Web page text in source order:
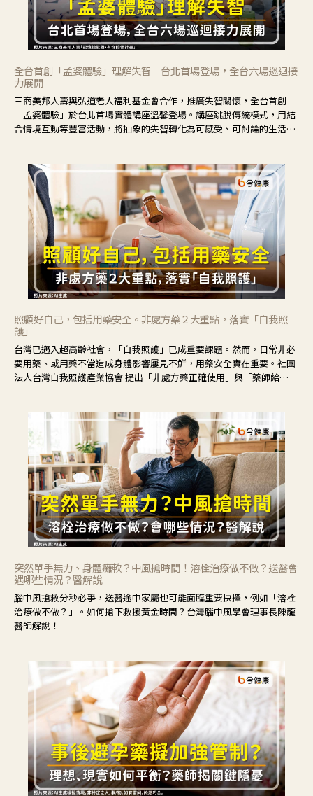
全台首創「孟婆體驗」理解失智 台北首場登場，全台六場巡迴接
力展開
三商美邦人壽與弘道老人福利基金會合作，推廣失智關懷，全台首創
「孟婆體驗」於台北首場實體講座溫馨登場。講座跳脫傳統模式，用結
合情境互動等豐富活動，將抽象的失智轉化為可感受、可討論的生活情
照顧好自己，包括用藥安全。非處方藥２大重點，落實「自我照
護」
台灣已邁入超高齡社會，「自我照護」已成重要課題。然而，日常非必
要用藥、或用藥不當造成身體影響屢見不鮮，用藥安全實在重要。社團
法人台灣自我照護產業協會 提出「非處方藥正確使用」與「藥師給
突然單手無力、身體癱軟？中風搶時間！溶栓治療做不做？送醫會
遇哪些情況？醫解說
腦中風搶救分秒必爭，送醫途中家屬也可能面臨重要抉擇，例如「溶栓
治療做不做？」。如何搶下救援黃金時間？台灣腦中風學會理事長陳龍
醫師解說！